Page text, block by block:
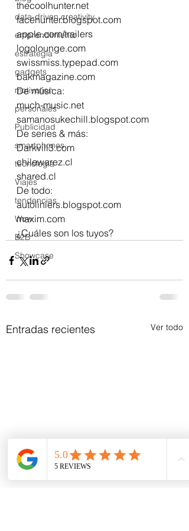
data-driven creativity
emprendimiento
estrategia
gadgets
motivation
personales
Publicidad
smartphones
tecnología
Viajes
tendencias
Wow
B2B
Showcase
thecoolhunter.net
facehunter.blogspot.com
apple.com/trailers
logolounge.com
swissmiss.typepad.com
bakmagazine.com
De música:
much-music.net
samanosukechill.blogspot.com
De series & más:
Darkvill3.com
chilewarez.cl
shared.cl
De todo:
autoliniers.blogspot.com
maxim.com
¿Cuáles son los tuyos?
Entradas recientes Ver todo